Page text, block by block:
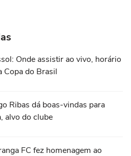
Onde assistir ao vivo, horário
Copa do Brasil
Ribas dá boas-vindas para
alvo do clube
FC fez homenagem ao